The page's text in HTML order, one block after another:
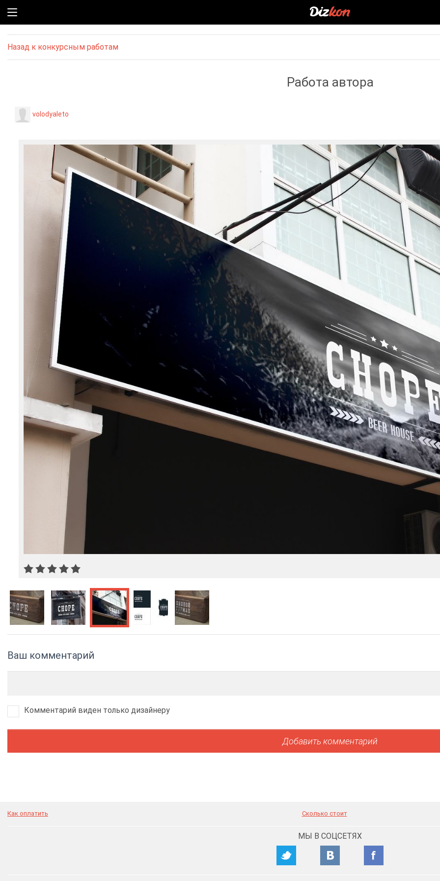
Назад к конкурсным работам
Работа автора
volodyaleto
Ваш комментарий
Комментарий виден только дизайнеру
Как оплатить Сколько стоит
МЫ В СОЦСЕТЯХ